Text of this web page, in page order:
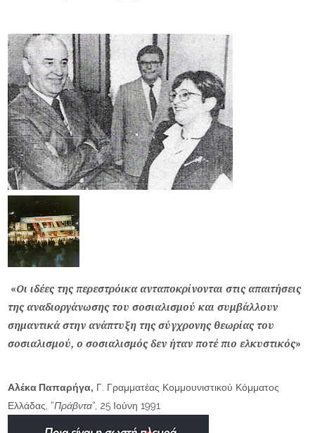
«Οι ιδέες της περεστρόικα ανταποκρίνονται στις απαιτήσεις
της αναδιοργάνωσης του σοσιαλισμού και συμβάλλουν
σημαντικά στην ανάπτυξη της σύγχρονης θεωρίας του
σοσιαλισμού, ο σοσιαλισμός δεν ήταν ποτέ πιο ελκυστικός»
Αλέκα Παπαρήγα, Γ. Γραμματέας Κομμουνιστικού Κόμματος
Ελλάδας, “Πράβντα“, 25 Ιούνη 1991